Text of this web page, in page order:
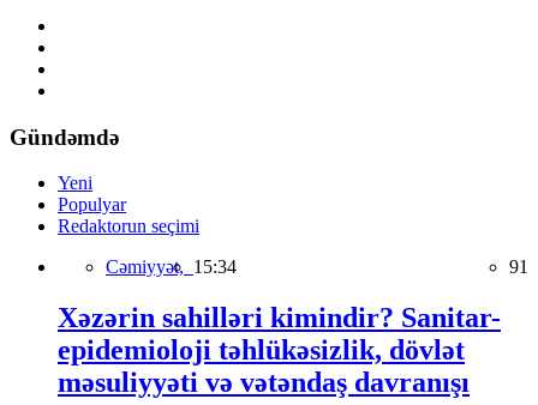
Gündəmdə
Yeni
Populyar
Redaktorun seçimi
Cəmiyyət, 15:34 91
Xəzərin sahilləri kimindir? Sanitar-
epidemioloji təhlükəsizlik, dövlət
məsuliyyəti və vətəndaş davranışı